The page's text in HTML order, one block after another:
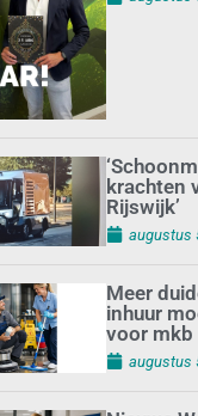
krachten
Rijswijk’
augustus
Meer
inhuur
voor mkb
augustus